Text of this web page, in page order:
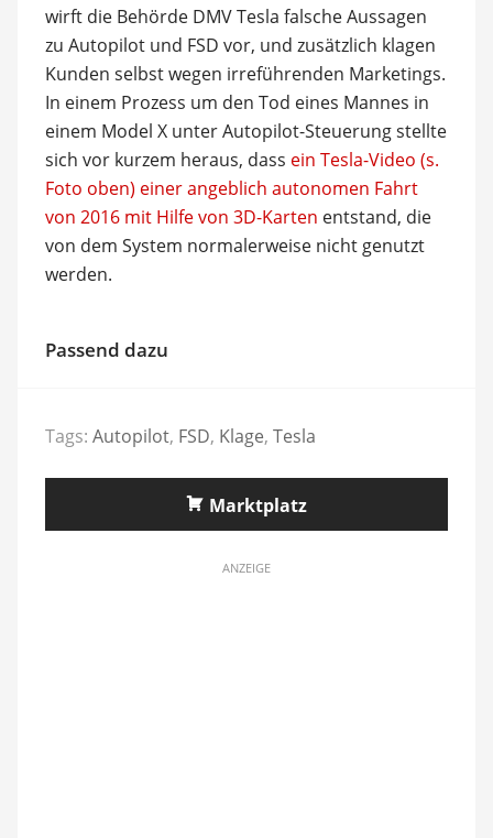
wirft die Behörde DMV Tesla falsche Aussagen
zu Autopilot und FSD vor, und zusätzlich klagen
Kunden selbst wegen irreführenden Marketings.
In einem Prozess um den Tod eines Mannes in
einem Model X unter Autopilot-Steuerung stellte
sich vor kurzem heraus, dass ein Tesla-Video (s.
Foto oben) einer angeblich autonomen Fahrt
von 2016 mit Hilfe von 3D-Karten entstand, die
von dem System normalerweise nicht genutzt
werden.
Passend dazu
Tags: Autopilot, FSD, Klage, Tesla
Marktplatz
ANZEIGE